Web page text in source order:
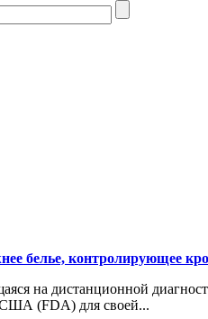
белье, контролирующее
на дистанционной
(FDA) для своей...